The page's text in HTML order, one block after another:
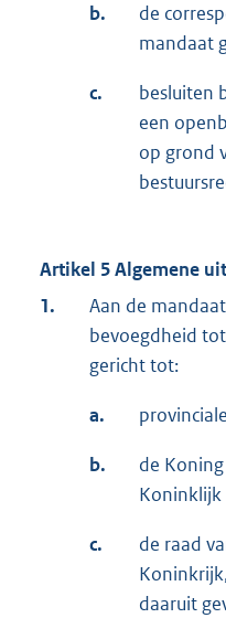
b.
de
mandaat
c.
besluiten
een
op grond
Artikel 5 Algemene
1.
Aan de
bevoegdheid
gericht tot:
a.
b.
de
Koninklijk
c.
de raad
daaruit